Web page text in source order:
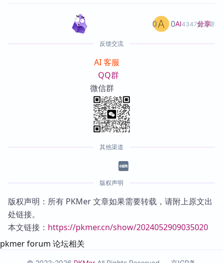
AI4347篇文章
0 0 分享
反馈交流
AI 客服
QQ群
微信群
其他渠道
版权声明
版权声明：所有 PKMer 文章如果需要转载，请附上原文出
处链接。
本文链接： https://pkmer.cn/show/2024052909035020
pkmer forum 论坛相关